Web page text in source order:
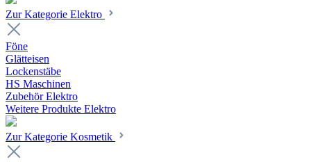
Zur Kategorie Elektro
Föne
Glätteisen
Lockenstäbe
HS Maschinen
Zubehör Elektro
Weitere Produkte Elektro
Zur Kategorie Kosmetik